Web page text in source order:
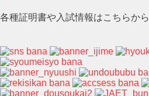
各種証明書や入試情報はこちらから